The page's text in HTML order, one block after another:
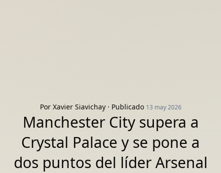
Por Xavier Siavichay· Publicado 13 may 2026
Manchester City supera a
Crystal Palace y se pone a
dos puntos del líder Arsenal